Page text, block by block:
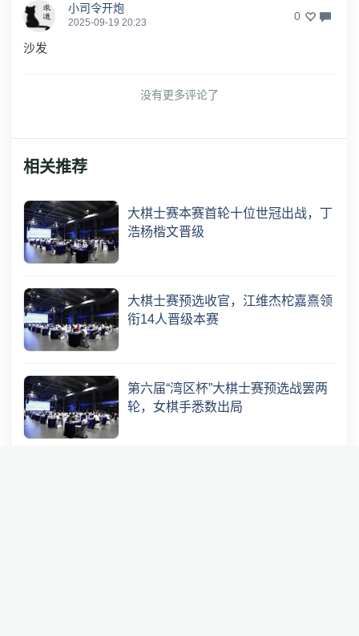
小司令开炮
2025-09-19 20:23 0
沙发
没有更多评论了
相关推荐
大棋士赛本赛首轮十位世冠出战，丁
浩杨楷文晋级
大棋士赛预选收官，江维杰柁嘉熹领
衔14人晋级本赛
第六届“湾区杯”大棋士赛预选战罢两
轮，女棋手悉数出局